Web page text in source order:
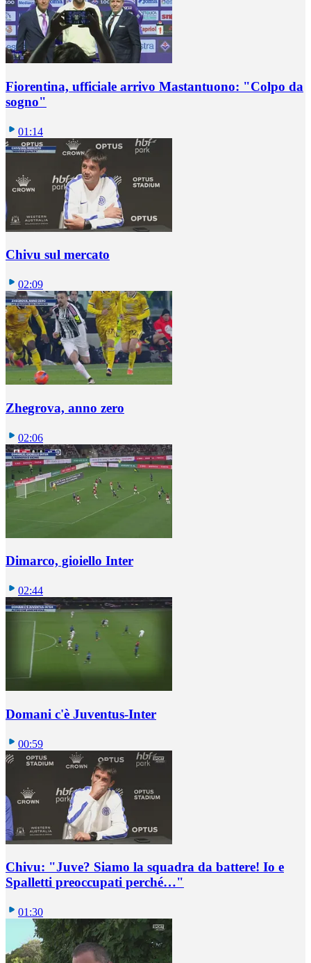
Fiorentina, ufficiale arrivo Mastantuono: "Colpo da
sogno"
01:14
Chivu sul mercato
02:09
Zhegrova, anno zero
02:06
Dimarco, gioiello Inter
02:44
Domani c'è Juventus-Inter
00:59
Chivu: "Juve? Siamo la squadra da battere! Io e
Spalletti preoccupati perché…"
01:30